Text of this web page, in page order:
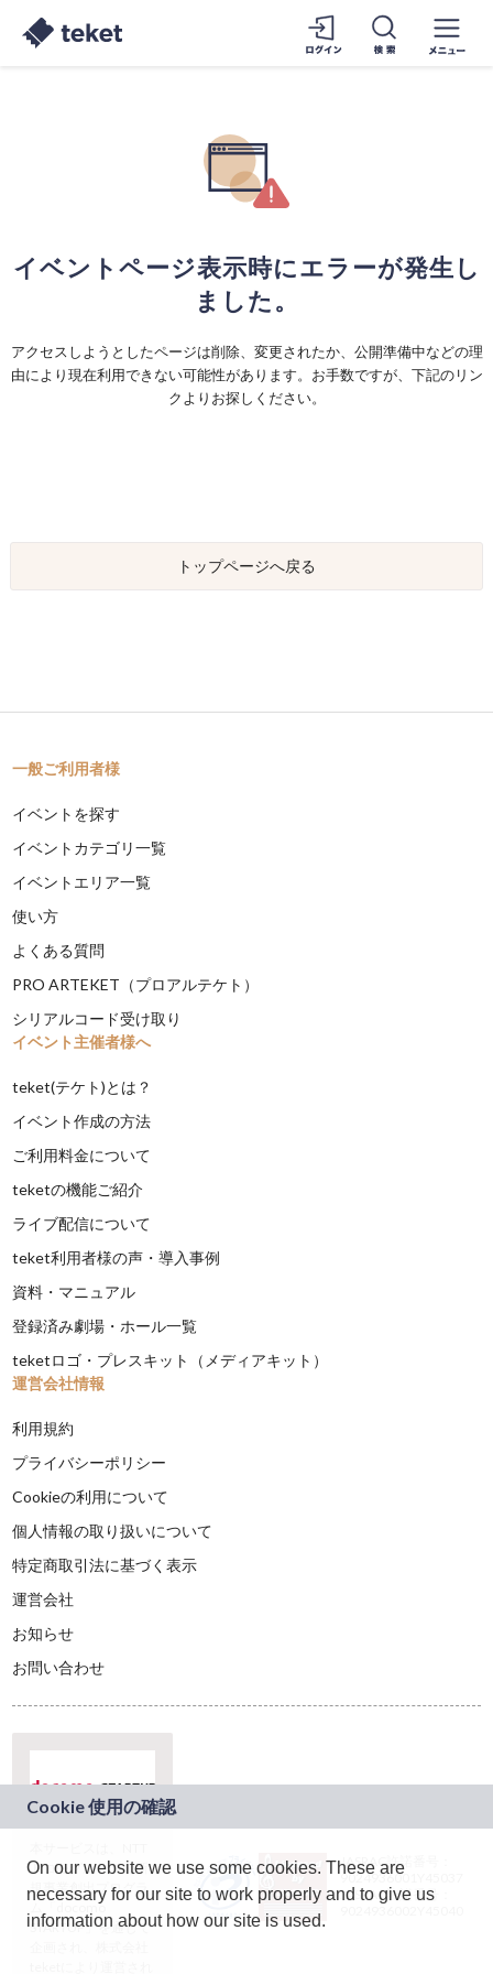
イベントページ表示時にエラーが発生し
ました。
アクセスしようとしたページは削除、変更されたか、公開準備中などの理
由により現在利用できない可能性があります。お手数ですが、下記のリン
クよりお探しください。
トップページへ戻る
一般ご利用者様
イベントを探す
イベントカテゴリ一覧
イベントエリア一覧
使い方
よくある質問
PRO ARTEKET（プロアルテケト）
シリアルコード受け取り
イベント主催者様へ
teket(テケト)とは？
イベント作成の方法
ご利用料金について
teketの機能ご紹介
ライブ配信について
teket利用者様の声・導入事例
資料・マニュアル
登録済み劇場・ホール一覧
teketロゴ・プレスキット（メディアキット）
運営会社情報
利用規約
プライバシーポリシー
Cookieの利用について
個人情報の取り扱いについて
特定商取引法に基づく表示
運営会社
お知らせ
お問い合わせ
ドコモグループの新
規事業創出プログラ
ム「docomo
STARTUP」を通じて
JASRAC許諾番号：
9024936001Y45037
JASRAC許諾番号：
On our website we use some cookies. These are
necessary for our site to work properly and to give us
information about how our site is used.